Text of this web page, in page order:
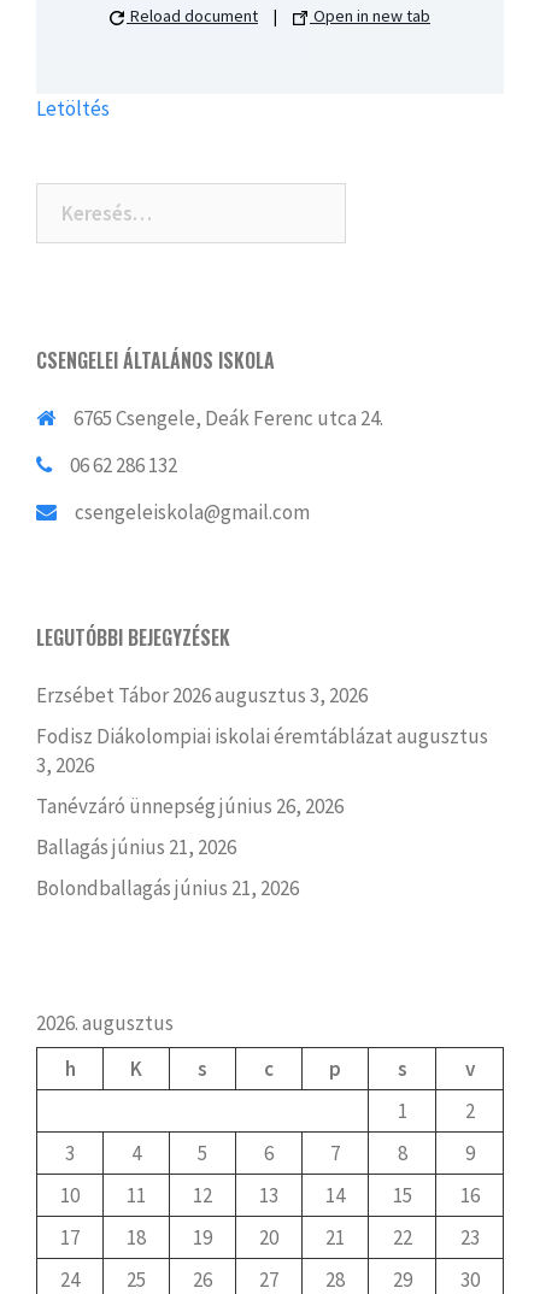
Reload document | Open in new tab
Letöltés
CSENGELEI ÁLTALÁNOS ISKOLA
6765 Csengele, Deák Ferenc utca 24.
06 62 286 132
csengeleiskola@gmail.com
LEGUTÓBBI BEJEGYZÉSEK
Erzsébet Tábor 2026augusztus 3, 2026
Fodisz Diákolompiai iskolai éremtáblázataugusztus
3, 2026
Tanévzáró ünnepségjúnius 26, 2026
Ballagásjúnius 21, 2026
Bolondballagásjúnius 21, 2026
2026. augusztus
h
K s c p s
v
1
2
3
4 5 6 7 8
9
10
11 12 13 14 15
16
17
18 19 20 21 22
23
24
25 26 27 28 29 30